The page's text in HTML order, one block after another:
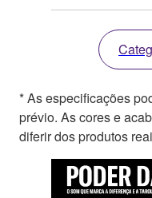
* As especificações
prévio. As cores e
diferir dos produtos